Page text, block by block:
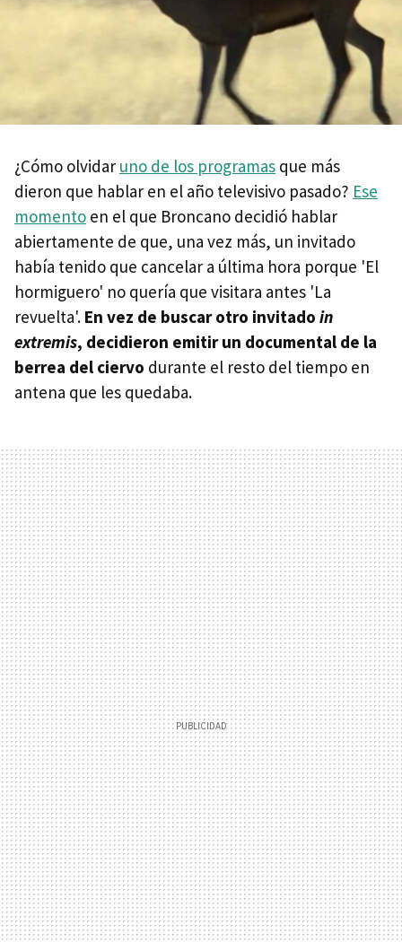
¿Cómo olvidar uno de los programas que más
dieron que hablar en el año televisivo pasado? Ese
momento en el que Broncano decidió hablar
abiertamente de que, una vez más, un invitado
había tenido que cancelar a última hora porque 'El
hormiguero' no quería que visitara antes 'La
revuelta'. En vez de buscar otro invitado in
extremis, decidieron emitir un documental de la
berrea del ciervo durante el resto del tiempo en
antena que les quedaba.